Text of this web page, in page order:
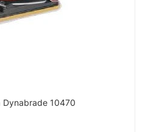
10470